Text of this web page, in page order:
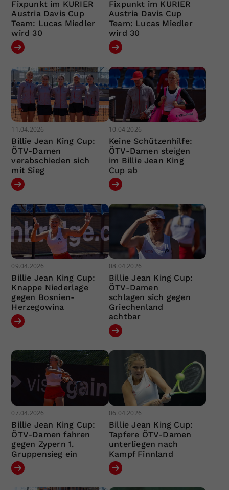
Fixpunkt im KURIER
Austria Davis Cup
Team: Lucas Miedler
wird 30
Fixpunkt im KURIER
Austria Davis Cup
Team: Lucas Miedler
wird 30
11.04.2026
Billie Jean King Cup:
ÖTV-Damen
verabschieden sich
mit Sieg
10.04.2026
Keine Schützenhilfe:
ÖTV-Damen steigen
im Billie Jean King
Cup ab
09.04.2026
Billie Jean King Cup:
Knappe Niederlage
gegen Bosnien-
Herzegowina
08.04.2026
Billie Jean King Cup:
ÖTV-Damen
schlagen sich gegen
Griechenland
achtbar
07.04.2026
Billie Jean King Cup:
ÖTV-Damen fahren
gegen Zypern 1.
Gruppensieg ein
06.04.2026
Billie Jean King Cup:
Tapfere ÖTV-Damen
unterliegen nach
Kampf Finnland